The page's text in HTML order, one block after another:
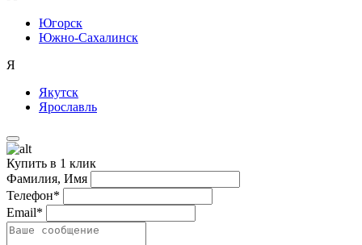
Югорск
Южно-Сахалинск
Я
Якутск
Ярославль
Купить в 1 клик
Фамилия, Имя
Телефон*
Email*